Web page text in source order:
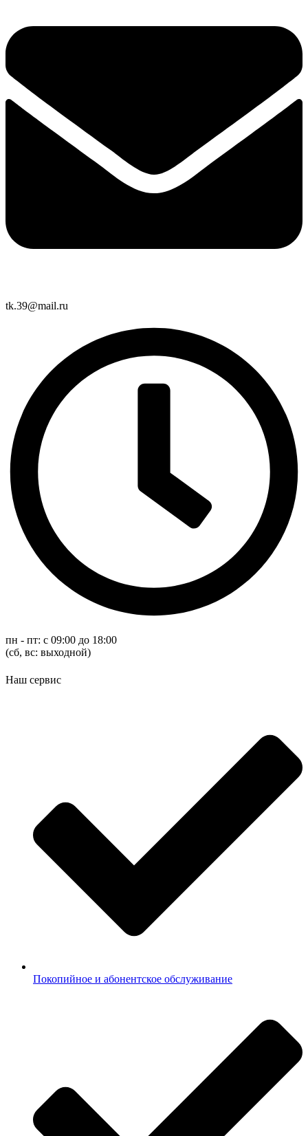
tk.39@mail.ru
пн - пт: с 09:00 до 18:00
(cб, вс: выходной)
Наш сервис
Покопийное и абонентское обслуживание